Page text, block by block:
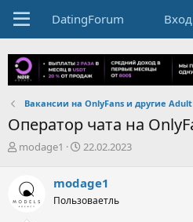
DatingForum Вход
Вакансии на OnlyFans и другие
Оператор чата на
А
о
р
modage1
Д
а
н
22.02.2023
modage1
Пользоваетль